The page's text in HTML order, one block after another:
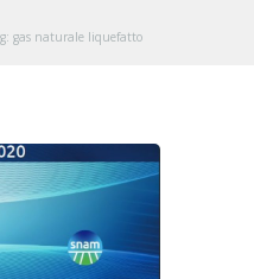
gas naturale liquefatto